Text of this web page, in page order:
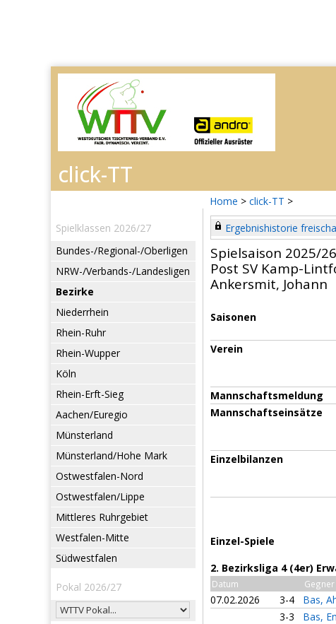
Home > click-TT >
Spielklassen 2026/27
Bundes-/Regional-/Oberligen
NRW-/Verbands-/Landesligen
Bezirke
Niederrhein
Rhein-Ruhr
Rhein-Wupper
Köln
Rhein-Erft-Sieg
Aachen/Euregio
Münsterland
Münsterland/Hohe Mark
Ostwestfalen-Nord
Ostwestfalen/Lippe
Mittleres Ruhrgebiet
Westfalen-Mitte
Südwestfalen
Pokal 2026/27
Ergebnishistorie
Spielsaison 2025/26
Post SV Kamp-
Ankersmit, Johann
Saisonen
Verein
Mannschaftsmeldung
Mannschaftseinsätze
Einzelbilanzen
Einzel-Spiele
2. Bezirksliga 4 (4er)
Datum Gegner
07.02.2026 3-4 Bas,
3-3
Bas,